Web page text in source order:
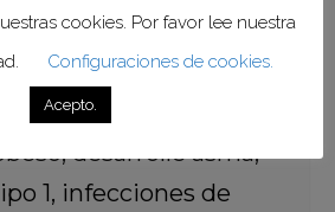
desarrollo sensorial y
bebé
posibilidades de que el
desarrolle asma,
1, infecciones de
cookies. Por favor lee nuestra
Configuraciones de cookies.
Acepto.